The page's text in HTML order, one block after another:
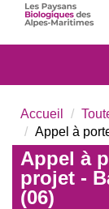
Accueil
Appel à
Appel à
projet -
(06)